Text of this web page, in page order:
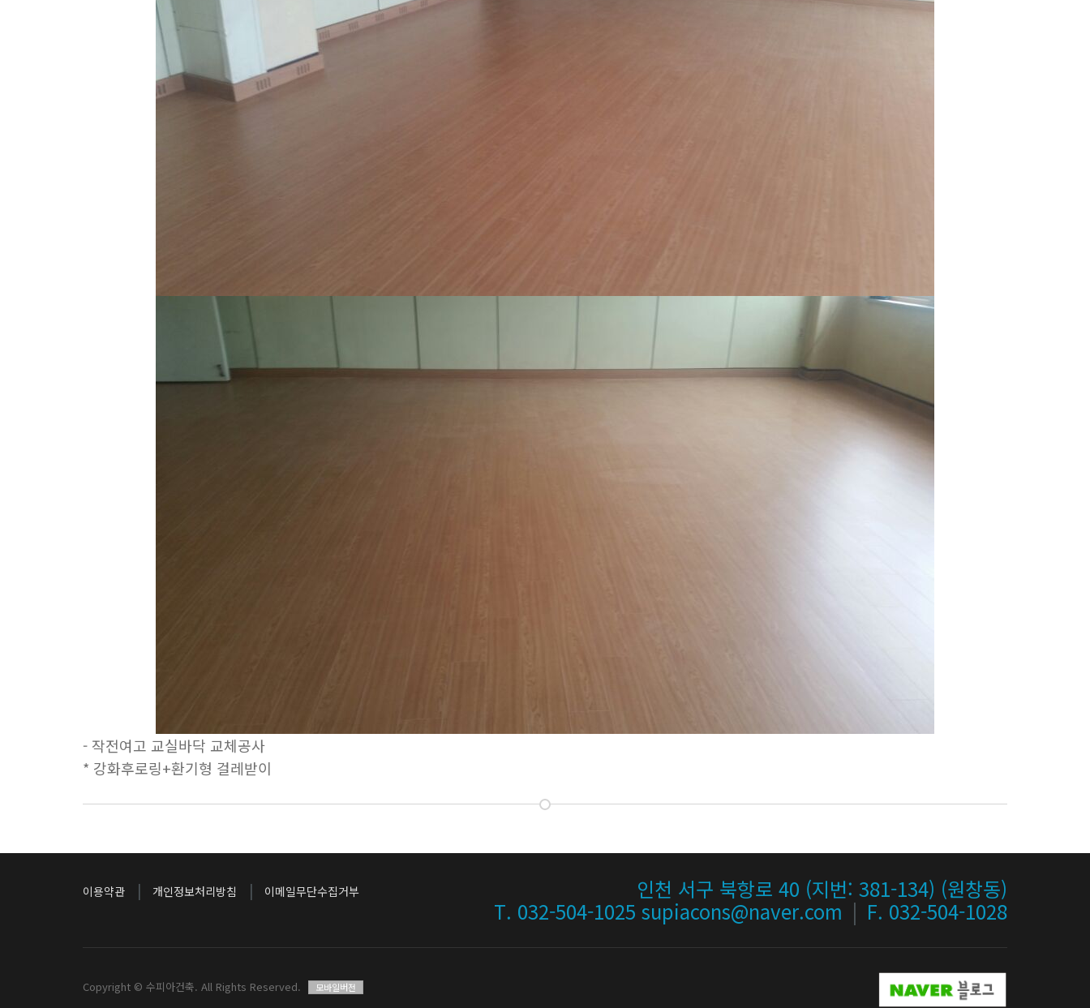
- 작전여고 교실바닥 교체공사
* 강화후로링+환기형 걸레받이
이용약관 | 개인정보처리방침 | 이메일무단수집거부
인천 서구 북항로 40 (지번: 381-134) (원창동)
T. 032-504-1025 supiacons@naver.com | F. 032-504-1028
Copyright © 수피아건축. All Rights Reserved. 모바일버전